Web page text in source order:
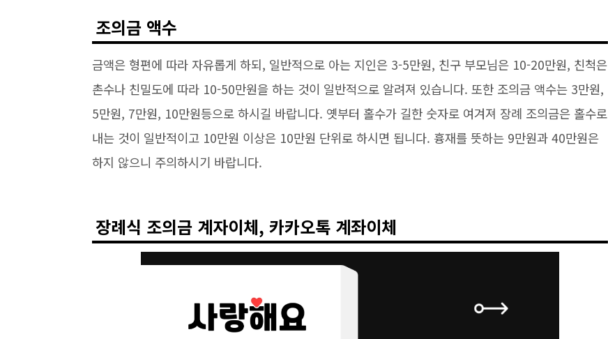
조의금 액수
금액은 형편에 따라 자유롭게 하되, 일반적으로 아는 지인은 3-5만원, 친구 부모님은 10-20만원, 친척은
촌수나 친밀도에 따라 10-50만원을 하는 것이 일반적으로 알려져 있습니다. 또한 조의금 액수는 3만원,
5만원, 7만원, 10만원등으로 하시길 바랍니다. 옛부터 홀수가 길한 숫자로 여겨져 장례 조의금은 홀수로
내는 것이 일반적이고 10만원 이상은 10만원 단위로 하시면 됩니다. 흉재를 뜻하는 9만원과 40만원은
하지 않으니 주의하시기 바랍니다.
장례식 조의금 계자이체, 카카오톡 계좌이체